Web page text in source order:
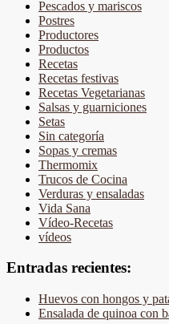
Pescados y mariscos
Postres
Productores
Productos
Recetas
Recetas festivas
Recetas Vegetarianas
Salsas y guarniciones
Setas
Sin categoría
Sopas y cremas
Thermomix
Trucos de Cocina
Verduras y ensaladas
Vida Sana
Vídeo-Recetas
vídeos
Entradas recientes:
Huevos con hongos y
Ensalada de quinoa con